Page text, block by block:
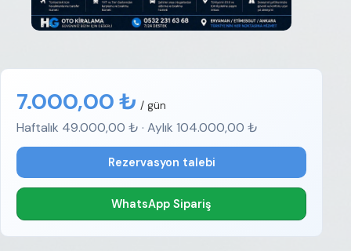
7.000,00 ₺ / gün
Haftalık 49.000,00 ₺ · Aylık 104.000,00 ₺
Rezervasyon talebi
WhatsApp Sipariş